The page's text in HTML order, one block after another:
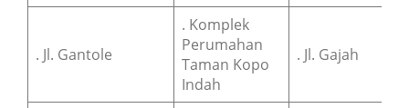
. Jl. Gantole
. Komplek
Perumahan
Taman Kopo
Indah
. Jl. Gajah